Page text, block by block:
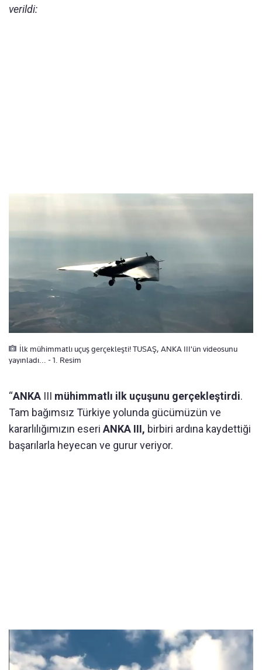
verildi:
İlk mühimmatlı uçuş gerçekleşti! TUSAŞ, ANKA III'ün videosunu
yayınladı... - 1. Resim
“ANKA III mühimmatlı ilk uçuşunu gerçekleştirdi.
Tam bağımsız Türkiye yolunda gücümüzün ve
kararlılığımızın eseri ANKA III, birbiri ardına kaydettiği
başarılarla heyecan ve gurur veriyor.